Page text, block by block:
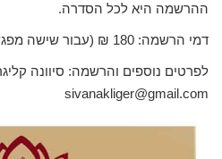
ההרשמה היא לכל הסדרה.
דמי הרשמה: 180 ₪ (עבור שישה מפגשים).
sivanakliger@gmail.com